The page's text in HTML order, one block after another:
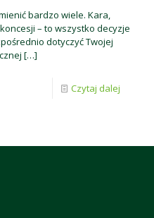
bardzo wiele. Kara,
– to wszystko decyzje
dotyczyć Twojej
[…]
Czytaj dalej